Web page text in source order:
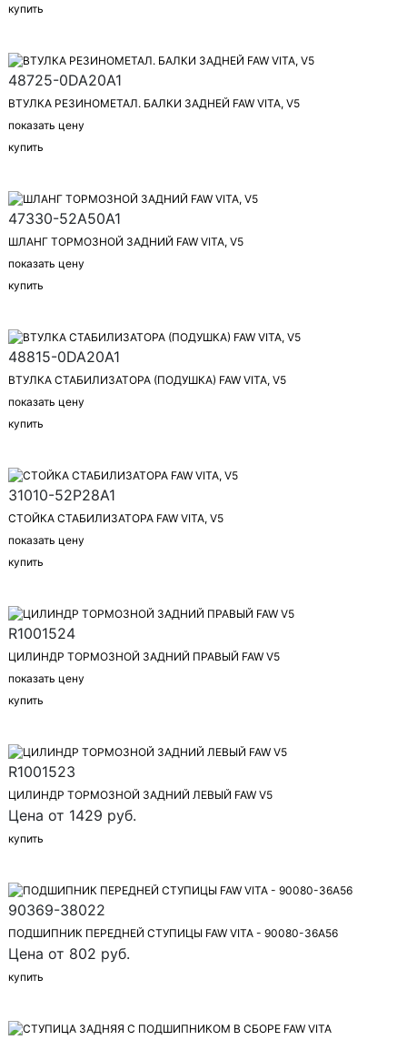
купить
48725-0DA20A1
ВТУЛКА РЕЗИНОМЕТАЛ. БАЛКИ ЗАДНЕЙ FAW VITA, V5
показать цену
купить
47330-52A50A1
ШЛАНГ ТОРМОЗНОЙ ЗАДНИЙ FAW VITA, V5
показать цену
купить
48815-0DA20A1
ВТУЛКА СТАБИЛИЗАТОРА (ПОДУШКА) FAW VITA, V5
показать цену
купить
31010-52P28A1
СТОЙКА СТАБИЛИЗАТОРА FAW VITA, V5
показать цену
купить
R1001524
ЦИЛИНДР ТОРМОЗНОЙ ЗАДНИЙ ПРАВЫЙ FAW V5
показать цену
купить
R1001523
ЦИЛИНДР ТОРМОЗНОЙ ЗАДНИЙ ЛЕВЫЙ FAW V5
Цена от 1429 руб.
купить
90369-38022
ПОДШИПНИК ПЕРЕДНЕЙ СТУПИЦЫ FAW VITA - 90080-36A56
Цена от 802 руб.
купить